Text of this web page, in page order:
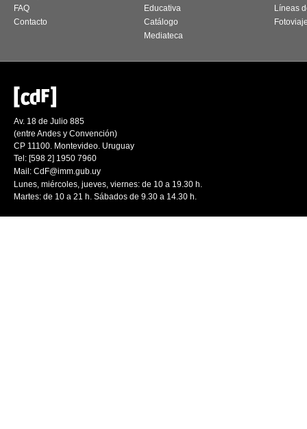
FAQ
Contacto
Educativa
Catálogo
Mediateca
Líneas
Av. 18 de Julio 885
(entre Andes y Convención)
CP 11100. Montevideo. Uruguay
Tel: [598 2] 1950 7960
Mail: CdF@imm.gub.uy
Lunes, miércoles, jueves, viernes: de 10 a 19.30 h.
Martes: de 10 a 21 h. Sábados de 9.30 a 14.30 h.